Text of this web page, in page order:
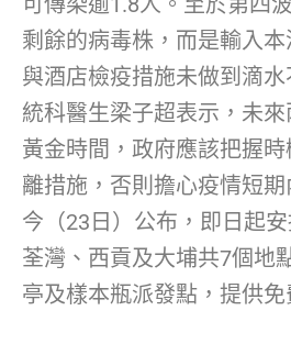
剩餘的病毒株，而是輸入
與酒店檢疫措施未做到滴
統科醫生梁子超表示，未
黃金時間，政府應該把握
離措施，否則擔心疫情短
今（23日）公布，即日起
荃灣、西貢及大埔共7個地
亭及樣本瓶派發點，提供免